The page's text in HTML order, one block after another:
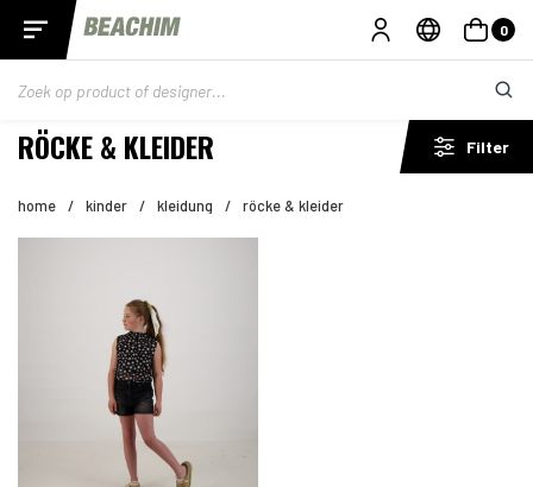
0
RÖCKE & KLEIDER Filter
home / kinder / kleidung / röcke & kleider